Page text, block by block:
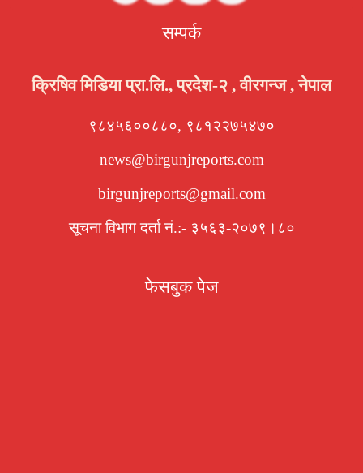
सम्पर्क
क्रिषिव मिडिया प्रा.लि., प्रदेश-२ , वीरगन्ज , नेपाल
९८४५६००८८०, ९८१२२७५४७०
news@birgunjreports.com
birgunjreports@gmail.com
सूचना विभाग दर्ता नं.:- ३५६३-२०७९।८०
फेसबुक पेज